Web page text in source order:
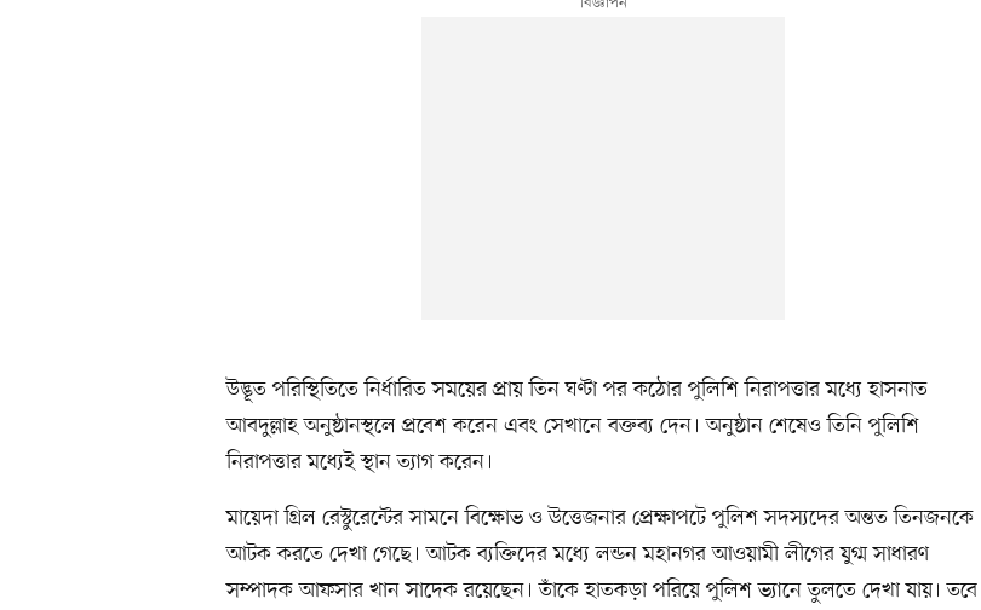
উদ্ভূত পরিস্থিতিতে নির্ধারিত সময়ের প্রায় তিন ঘণ্টা পর কঠোর পুলিশি নিরাপত্তার মধ্যে হাসনাত
আবদুল্লাহ অনুষ্ঠানস্থলে প্রবেশ করেন এবং সেখানে বক্তব্য দেন। অনুষ্ঠান শেষেও তিনি পুলিশি
নিরাপত্তার মধ্যেই স্থান ত্যাগ করেন।
মায়েদা গ্রিল রেস্টুরেন্টের সামনে বিক্ষোভ ও উত্তেজনার প্রেক্ষাপটে পুলিশ সদস্যদের অন্তত তিনজনকে
আটক করতে দেখা গেছে। আটক ব্যক্তিদের মধ্যে লন্ডন মহানগর আওয়ামী লীগের যুগ্ম সাধারণ
সম্পাদক আফসার খান সাদেক রয়েছেন। তাঁকে হাতকড়া পরিয়ে পুলিশ ভ্যানে তুলতে দেখা যায়। তবে